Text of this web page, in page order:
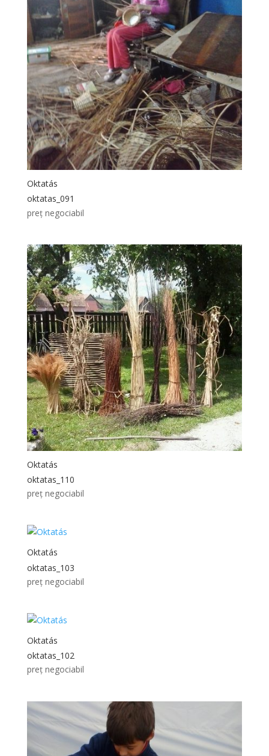
Oktatás
oktatas_091
preț negociabil
Oktatás
oktatas_110
preț negociabil
Oktatás
oktatas_103
preț negociabil
Oktatás
oktatas_102
preț negociabil